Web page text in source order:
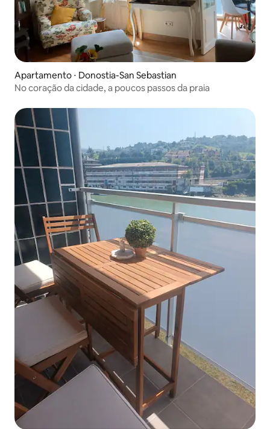
Apartamento ⋅ Donostia-San Sebastian
No coração da cidade, a poucos passos da praia